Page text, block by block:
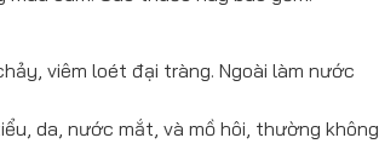
viêm loét đại tràng. Ngoài làm nước
da, nước mắt, và mồ hôi, thường không